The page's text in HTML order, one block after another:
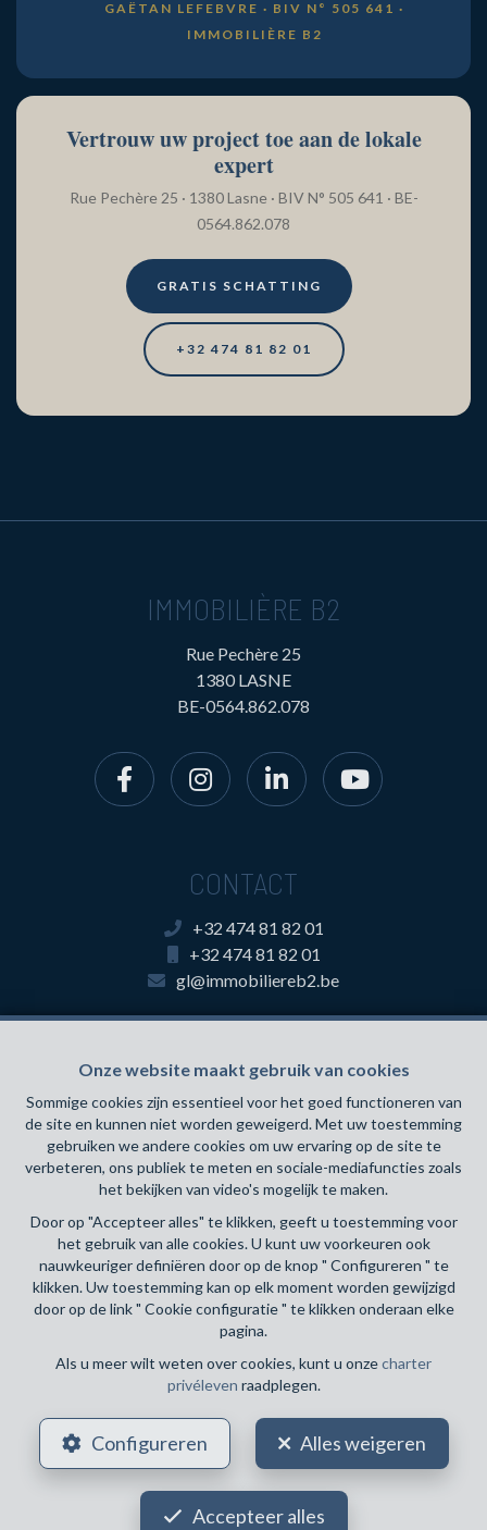
GAËTAN LEFEBVRE · BIV N° 505 641 ·
IMMOBILIÈRE B2
Vertrouw uw project toe aan de lokale
expert
Rue Pechère 25 · 1380 Lasne · BIV N° 505 641 · BE-
0564.862.078
GRATIS SCHATTING
+32 474 81 82 01
Onze website maakt gebruik van cookies
Sommige cookies zijn essentieel voor het goed functioneren van
de site en kunnen niet worden geweigerd. Met uw toestemming
gebruiken we andere cookies om uw ervaring op de site te
verbeteren, ons publiek te meten en sociale-mediafuncties zoals
het bekijken van video's mogelijk te maken.
Door op "Accepteer alles" te klikken, geeft u toestemming voor
het gebruik van alle cookies. U kunt uw voorkeuren ook
nauwkeuriger definiëren door op de knop " Configureren " te
klikken. Uw toestemming kan op elk moment worden gewijzigd
door op de link " Cookie configuratie " te klikken onderaan elke
pagina.
Als u meer wilt weten over cookies, kunt u onzecharter
privéleven raadplegen.
Configureren Alles weigeren
Accepteer alles
IMMOBILIÈRE B2
Rue Pechère 25
1380 LASNE
BE-0564.862.078
CONTACT
+32 474 81 82 01
+32 474 81 82 01
gl@immobiliereb2.be
INFORMATIE
BIV-erkende vastgoedmakelaar-bemiddelaar in België, BIV
N° 505 641- Toezichthoudende Autoriteit : Beroepinstituut
van Vastgoedmakelaars Luxemburgstraat, 16B - 1000
Brussel (+32 2 505 38 50 - info@biv.be) -www.biv.be
BA en borgstelling via NV AXA Belgium, Troonplein 1, 1000
Brussel (polisnr. 730.390.160) Dekking geldt voor
activiteiten die in België worden uitgevoerd
Cookie configuratie